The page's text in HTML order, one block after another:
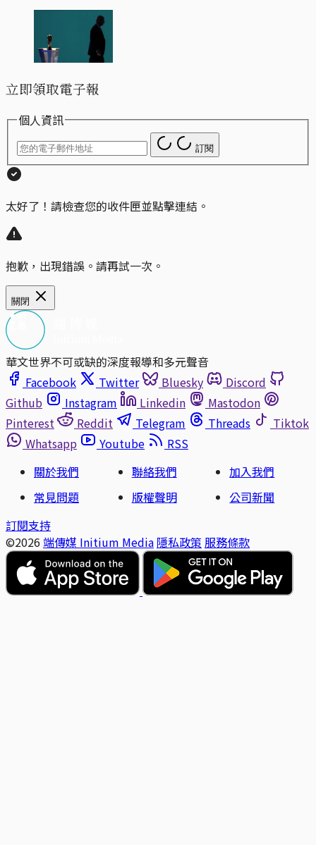
立即領取電子報
個人資訊
訂閱
太好了！請檢查您的收件匣並點擊連結。
抱歉，出現錯誤。請再試一次。
關閉
華文世界不可或缺的深度報導和多元聲音
Facebook
Twitter Bluesky
Discord
Github
Instagram Linkedin
Mastodon
Pinterest
Reddit Telegram Threads
Tiktok
Whatsapp
Youtube
RSS
關於我們
聯絡我們
加入我們
常見問題
版權聲明
公司新聞
訂閱支持
©2026 端傳媒 Initium Media 隱私政策 服務條款